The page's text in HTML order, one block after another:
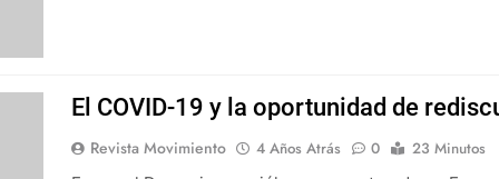
El COVID-19 y la oportunidad de
Revista Movimiento 4 Años Atrás 0
23 Minutos